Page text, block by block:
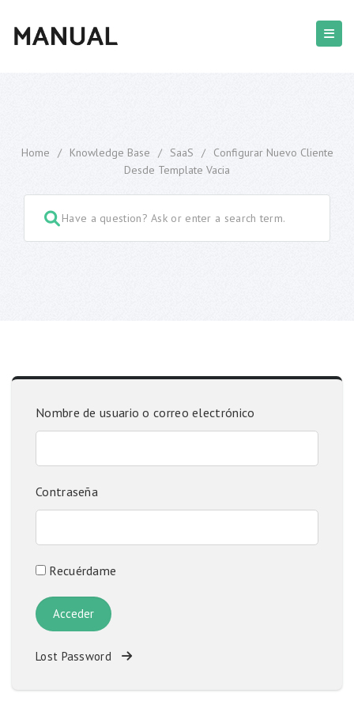
Home / Knowledge Base / SaaS /
Configurar Nuevo Cliente
Desde Template Vacia
Nombre de usuario o correo electrónico
Contraseña
Recuérdame
Lost Password